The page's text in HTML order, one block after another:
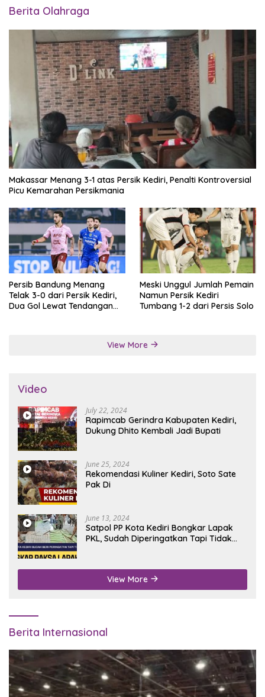
Berita Olahraga
Makassar Menang 3-1 atas Persik Kediri, Penalti Kontroversial
Picu Kemarahan Persikmania
Persib Bandung Menang
Telak 3-0 dari Persik Kediri,
Dua Gol Lewat Tendangan
Meski Unggul Jumlah Pemain
Namun Persik Kediri
Tumbang 1-2 dari Persis Solo
View More
Video
July 22, 2024
Rapimcab Gerindra Kabupaten Kediri,
Dukung Dhito Kembali Jadi Bupati
June 25, 2024
Rekomendasi Kuliner Kediri, Soto Sate
Pak Di
June 13, 2024
Satpol PP Kota Kediri Bongkar Lapak
PKL, Sudah Diperingatkan Tapi Tidak
View More
Berita Internasional